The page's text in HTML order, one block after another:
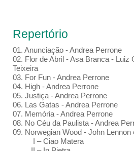
Repertório
01.⁠ ⁠Anunciação - Andrea Perrone
02.⁠ ⁠Flor de Abril - Asa Branca - Luiz
Teixeira
03.⁠ ⁠For Fun - Andrea Perrone
04.⁠ High - Andrea Perrone
05.⁠ ⁠Justiça - Andrea Perrone
06.⁠ Las Gatas - Andrea Perrone
07.⁠ ⁠Memória - Andrea Perrone
08.⁠ ⁠No Céu da Paulista - Andrea
09.⁠ Norwegian Wood - John
I – Ciao Matera